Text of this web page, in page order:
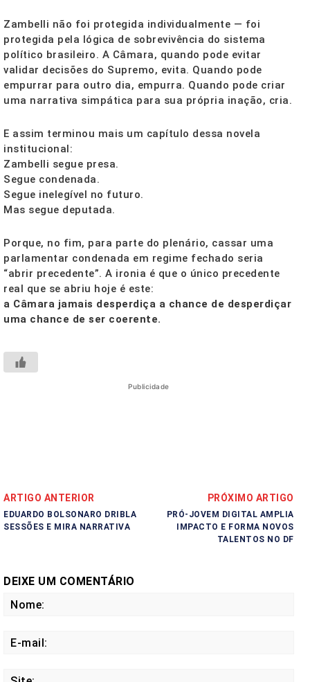
Zambelli não foi protegida individualmente — foi
protegida pela lógica de sobrevivência do sistema
político brasileiro. A Câmara, quando pode evitar
validar decisões do Supremo, evita. Quando pode
empurrar para outro dia, empurra. Quando pode criar
uma narrativa simpática para sua própria inação, cria.
E assim terminou mais um capítulo dessa novela
institucional:
Zambelli segue presa.
Segue condenada.
Segue inelegível no futuro.
Mas segue deputada.
Porque, no fim, para parte do plenário, cassar uma
parlamentar condenada em regime fechado seria
“abrir precedente”. A ironia é que o único precedente
real que se abriu hoje é este:
a Câmara jamais desperdiça a chance de desperdiçar
uma chance de ser coerente.
Publicidade
ARTIGO ANTERIOR
EDUARDO BOLSONARO DRIBLA
SESSÕES E MIRA NARRATIVA
PRÓXIMO ARTIGO
PRÓ-JOVEM DIGITAL AMPLIA
IMPACTO E FORMA NOVOS
TALENTOS NO DF
DEIXE UM COMENTÁRIO